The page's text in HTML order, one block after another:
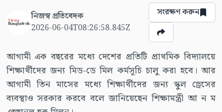
নিজস্ব প্রতিবেদক
2026-06-04T08:26:58.845Z
সংরক্ষণ করুন
আগামী এক বছরের মধ্যে দেশের প্রতিটি প্রাথমিক বিদ্যালয়ে
শিক্ষার্থীদের জন্য মিড-ডে মিল কর্মসূচি চালু করা হবে। আর
আগামী তিন মাসের মধ্যে শিক্ষার্থীদের জন্য স্কুল ড্রেসের
ব্যবস্থাও সরকার করবে বলে জানিয়েছেন শিক্ষামন্ত্রী আ ন ম